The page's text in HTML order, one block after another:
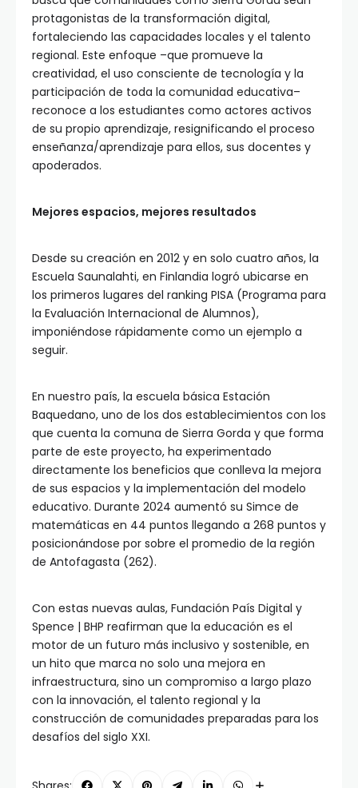
protagonistas de la transformación digital,
fortaleciendo las capacidades locales y el talento
regional. Este enfoque –que promueve la
creatividad, el uso consciente de tecnología y la
participación de toda la comunidad educativa–
reconoce a los estudiantes como actores activos
de su propio aprendizaje, resignificando el proceso
enseñanza/aprendizaje para ellos, sus docentes y
apoderados.
Mejores espacios, mejores resultados
Desde su creación en 2012 y en solo cuatro años, la
Escuela Saunalahti, en Finlandia logró ubicarse en
los primeros lugares del ranking PISA (Programa para
la Evaluación Internacional de Alumnos),
imponiéndose rápidamente como un ejemplo a
seguir.
En nuestro país, la escuela básica Estación
Baquedano, uno de los dos establecimientos con los
que cuenta la comuna de Sierra Gorda y que forma
parte de este proyecto, ha experimentado
directamente los beneficios que conlleva la mejora
de sus espacios y la implementación del modelo
educativo. Durante 2024 aumentó su Simce de
matemáticas en 44 puntos llegando a 268 puntos y
posicionándose por sobre el promedio de la región
de Antofagasta (262).
Con estas nuevas aulas, Fundación País Digital y
Spence | BHP reafirman que la educación es el
motor de un futuro más inclusivo y sostenible, en
un hito que marca no solo una mejora en
infraestructura, sino un compromiso a largo plazo
con la innovación, el talento regional y la
construcción de comunidades preparadas para los
desafíos del siglo XXI.